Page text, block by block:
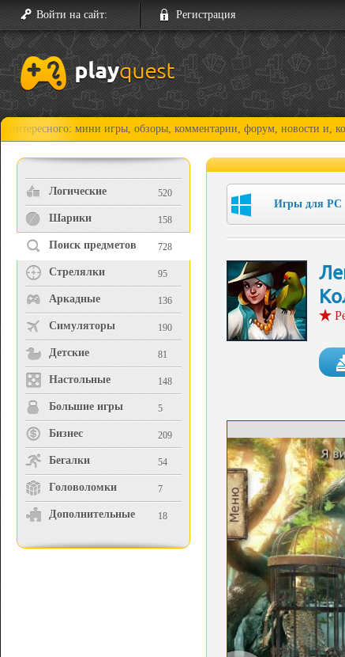
Войти на сайт: Регистрация
мини игры, обзоры, комментарии, форум, новости и, конечно,
Логические 520
Шарики 158
Поиск предметов 728
Стрелялки 95
Аркадные 136
Симуляторы 190
Детские 81
Настольные 148
Большие игры 5
Бизнес 209
Бегалки 54
Головоломки 7
Дополнительные 18
Игры для PC